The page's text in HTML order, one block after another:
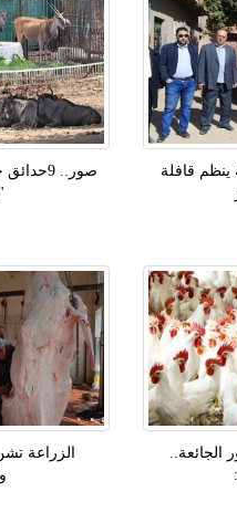
صور..
ينظم قافلة
الزراعة
الجائعة..